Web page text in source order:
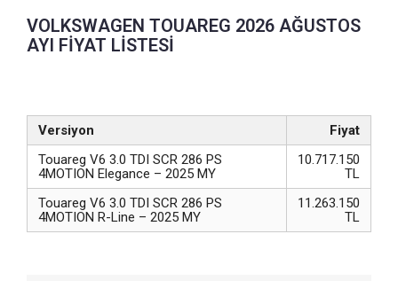
VOLKSWAGEN TOUAREG 2026 AĞUSTOS
AYI FİYAT LİSTESİ
Versiyon
Fiyat
Touareg V6 3.0 TDI SCR 286 PS
4MOTION Elegance – 2025 MY
10.717.150
TL
Touareg V6 3.0 TDI SCR 286 PS
4MOTION R-Line – 2025 MY
11.263.150
TL